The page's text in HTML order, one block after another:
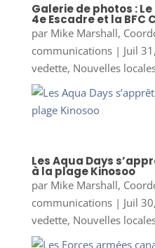
Galerie de photos :
4e Escadre et la BFC
par Mike Marshall,
communications| Juil
vedette, Nouvelles
Les Aqua Days
à la plage Kinosoo
par Mike Marshall,
communications| Juil
vedette, Nouvelles